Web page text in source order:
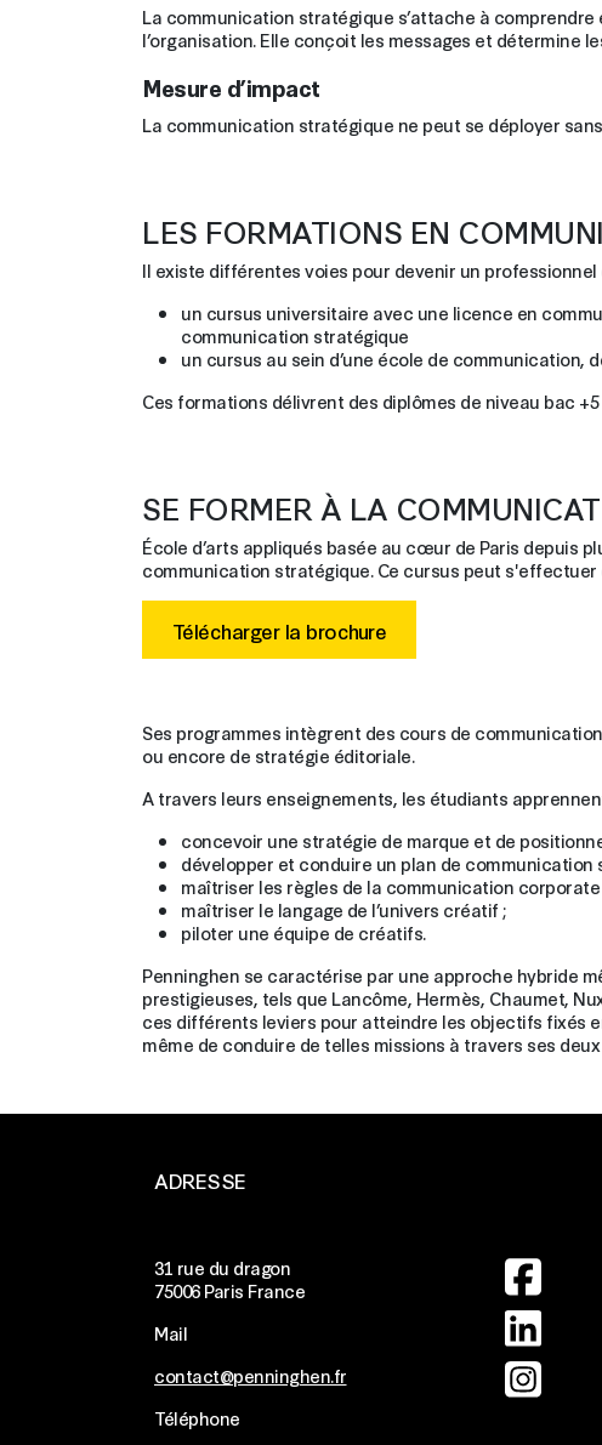
La communication stratégique s’attache à
l’organisation. Elle conçoit les messages et détermine
Mesure d’impact
La communication stratégique ne peut se déployer
LES FORMATIONS EN
Il existe différentes voies pour devenir un
un cursus universitaire avec une licence en
communication stratégique
un cursus au sein d’une école de communication,
Ces formations délivrent des diplômes de niveau bac
SE FORMER À LA
École d’arts appliqués basée au cœur de Paris depuis
communication stratégique. Ce cursus peut s'effectuer
Télécharger la brochure
Ses programmes intègrent des cours de
ou encore de stratégie éditoriale.
A travers leurs enseignements, les étudiants
concevoir une stratégie de marque et de
développer et conduire un plan de communication
maîtriser les règles de la communication corporate
maîtriser le langage de l’univers créatif ;
piloter une équipe de créatifs.
Penninghen se caractérise par une approche hybride
prestigieuses, tels que Lancôme, Hermès, Chaumet,
ces différents leviers pour atteindre les objectifs fixés
même de conduire de telles missions à travers ses
ADRESSE
31 rue du dragon
75006 Paris France
Mail
contact@penninghen.fr
Téléphone
Image
Image
Image